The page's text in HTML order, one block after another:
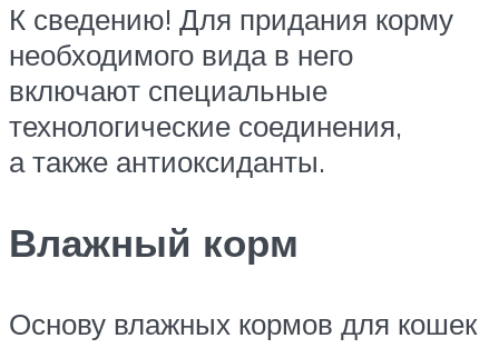
К сведению! Для придания корму
необходимого вида в него
включают специальные
технологические соединения,
а также антиоксиданты.
Влажный корм
Основу влажных кормов для кошек